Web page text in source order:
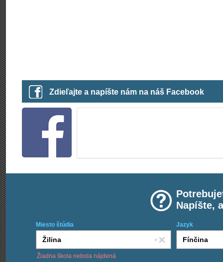
Zdieľajte a napíšte nám na náš Facebook
Napíšte,
Miesto štúdia Jazyk
Žiadna škola nebola nájdená